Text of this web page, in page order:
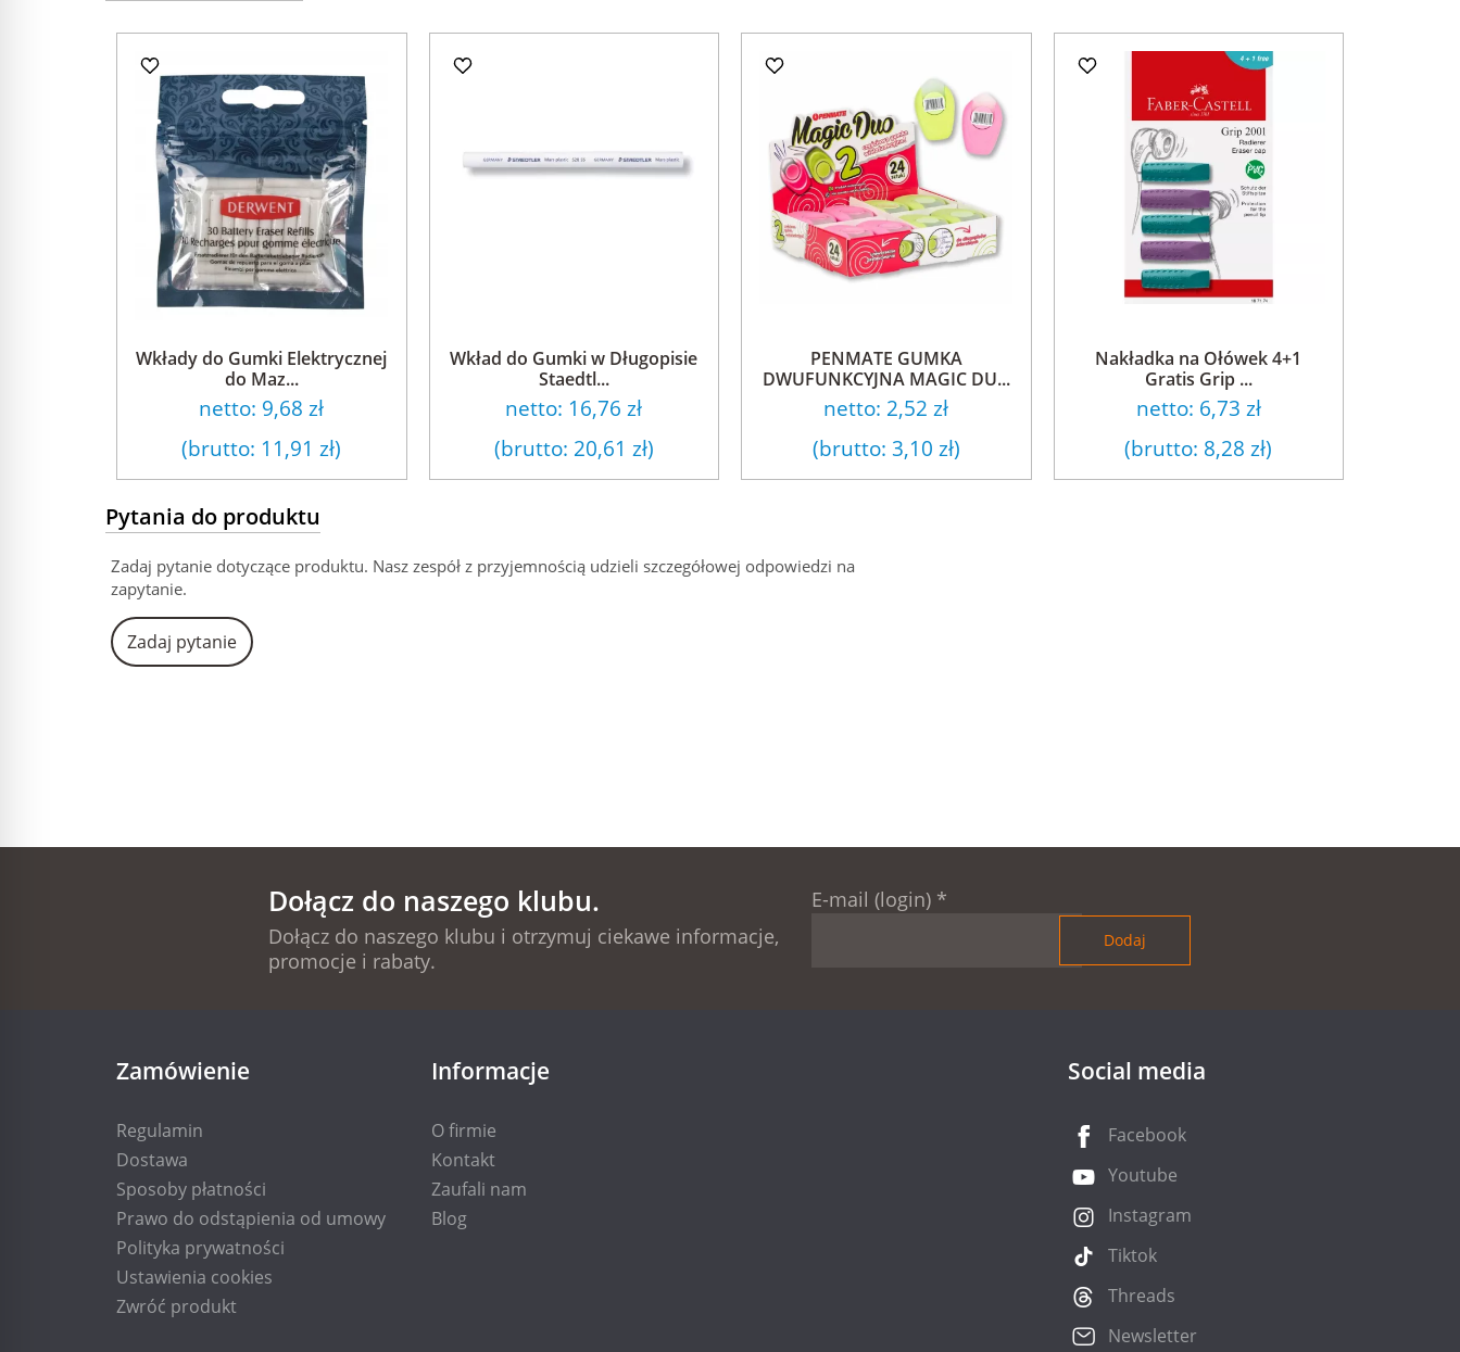
Wkłady do Gumki Elektrycznej
do Maz...
netto: 9,68 zł
(brutto: 11,91 zł)
Wkład do Gumki w Długopisie
Staedtl...
netto: 16,76 zł
(brutto: 20,61 zł)
PENMATE GUMKA
DWUFUNKCYJNA MAGIC DU...
netto: 2,52 zł
(brutto: 3,10 zł)
Nakładka na Ołówek 4+1
Gratis Grip ...
netto: 6,73 zł
(brutto: 8,28 zł)
Pytania do produktu
Zadaj pytanie dotyczące produktu. Nasz zespół z przyjemnością udzieli szczegółowej odpowiedzi na
zapytanie.
Zadaj pytanie
Dołącz do naszego klubu.
Dołącz do naszego klubu i otrzymuj ciekawe informacje,
promocje i rabaty.
E-mail (login) *
Zamówienie
Regulamin
Dostawa
Sposoby płatności
Prawo do odstąpienia od umowy
Polityka prywatności
Ustawienia cookies
Zwróć produkt
Informacje
O firmie
Kontakt
Zaufali nam
Blog
Social media
Facebook
Youtube
Instagram
Tiktok
Threads
Newsletter